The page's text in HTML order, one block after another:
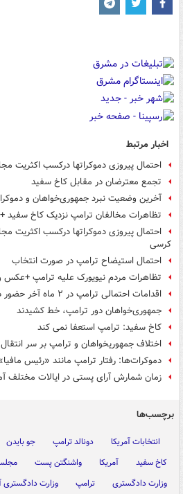
اخبار مرتبط
احتمال پیروزی دموکراتها درکسب اکثریت
تجمع معترضان در مقابل کاخ سفید
آخرین وضعیت نبرد جمهوری‌خواهان و
تظاهرات مخالفان ترامپ نزدیک کاخ سفید
کرسی
احتمال استیضاح ترامپ در صورت انتخاب
تظاهرات مردم نیویورک علیه ترامپ +عکس
اقدامات احتمالی ترامپ در ۲ ماه آخر حضور در کاخ سفید
جمهوری‌خواهان دور ترامپ، خط کشیدند
کاخ سفید: ترامپ استعفا نمی کند
اختلاف جمهوریخواهان و ترامپ بر سر
دموکرات‌ها: رفتار ترامپ مانند «رئیس
زمان شمارش آرای پستی در ایالات مختلف
برچسب‌ها
انتخابات آمریکا دونالد ترامپ جو بایدن
کاخ سفید
آمریکا واشنگتن پست
وزارت دادگستری
ترامپ وزارت دادگستری